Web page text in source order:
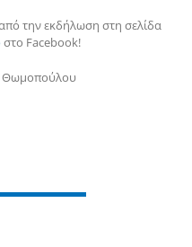
την εκδήλωση στη σελίδα
στο Facebook!
Θωμοπούλου